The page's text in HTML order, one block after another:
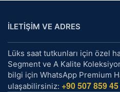
İLETİŞİM VE ADRES
Lüks saat tutkunları için özel
Segment ve A Kalite
bilgi için WhatsApp Premium
ulaşabilirsiniz: +90 507 859